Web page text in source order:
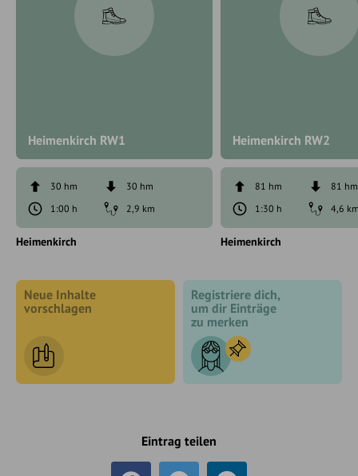
Heimenkirch RW1
30 hm
30 hm
1:00 h
2,9 km
Heimenkirch
Heimenkirch RW2
81 hm
81 hm
1:30 h
4,6
Heimenkirch
Neue Inhalte
vorschlagen
Registriere dich,
um dir Einträge
zu merken
Eintrag teilen